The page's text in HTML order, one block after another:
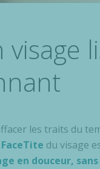
les traits du
FaceTite du visage
en douceur,